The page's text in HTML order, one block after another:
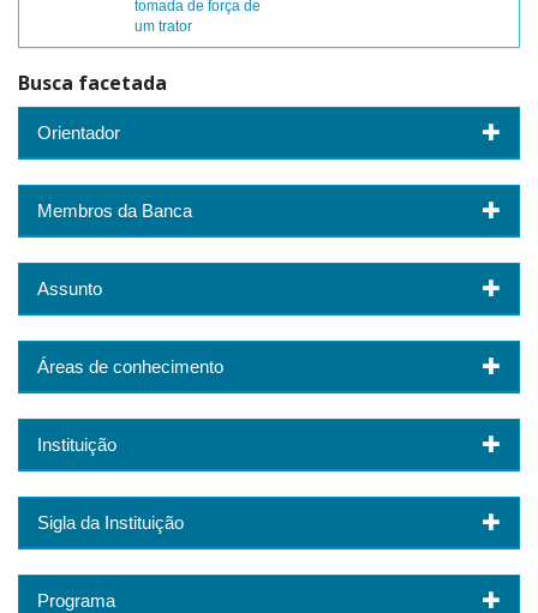
tomada de força de
um trator
Busca facetada
Orientador
Membros da Banca
Assunto
Áreas de conhecimento
Instituição
Sigla da Instituição
Programa